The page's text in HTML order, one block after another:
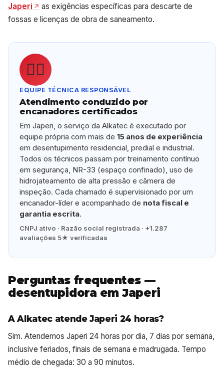
Japeri
as exigências específicas para descarte de
fossas e licenças de obra de saneamento.
👷‍♂️
EQUIPE TÉCNICA RESPONSÁVEL
Atendimento conduzido por
encanadores certificados
Em Japeri, o serviço da Alkatec é executado por
equipe própria com mais de15 anos de experiência
em desentupimento residencial, predial e industrial.
Todos os técnicos passam por treinamento contínuo
em segurança, NR-33 (espaço confinado), uso de
hidrojateamento de alta pressão e câmera de
inspeção. Cada chamado é supervisionado por um
encanador-líder e acompanhado de nota fiscal e
garantia escrita.
CNPJ ativo · Razão social registrada · +1.287
avaliações 5★ verificadas
Perguntas frequentes —
desentupidora em Japeri
A Alkatec atende Japeri 24 horas?
Sim. Atendemos Japeri 24 horas por dia, 7 dias por semana,
inclusive feriados, finais de semana e madrugada. Tempo
médio de chegada: 30 a 90 minutos.